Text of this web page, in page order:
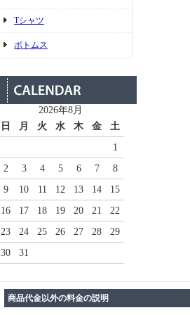
Tシャツ
ボトムス
2026年8月
日
月 火 水 木 金
土
1
2
3 4 5 6 7
8
9
10 11 12 13 14
15
16
17 18 19 20 21
22
23
24 25 26 27 28
29
30
31
商品代金以外の料金の説明